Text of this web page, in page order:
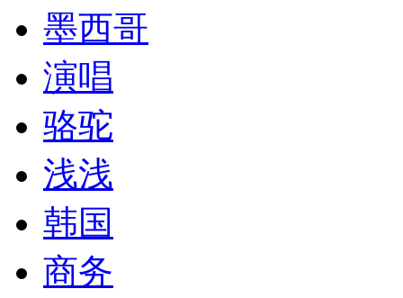
墨西哥
演唱
骆驼
浅浅
韩国
商务